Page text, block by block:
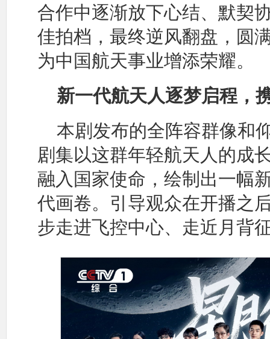
合作中逐渐放下心结、默契
佳拍档，最终逆风翻盘，圆
为中国航天事业增添荣耀。
新一代航天人逐梦启程，
本剧发布的全阵容群像和
剧集以这群年轻航天人的成
融入国家使命，绘制出一幅
代画卷。引导观众在开播之
步走进飞控中心、走近月背